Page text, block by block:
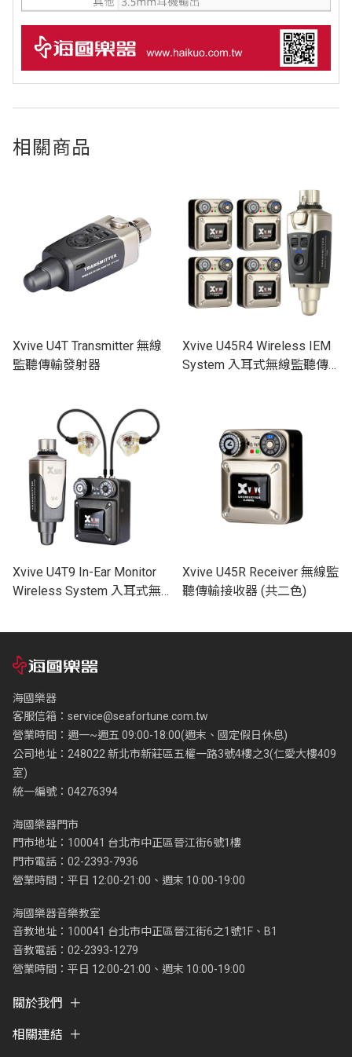
相關商品
Xvive U4T Transmitter 無線
監聽傳輸發射器
Xvive U45R4 Wireless IEM
System 入耳式無線監聽傳
Xvive U4T9 In-Ear Monitor
Wireless System 入耳式無
Xvive U45R Receiver 無線監
聽傳輸接收器 (共二色)
海國樂器
客服信箱： service@seafortune.com.tw
營業時間：週一~週五 09:00-18:00(週末、國定假日休息)
公司地址：248022 新北市新莊區五權一路3號4樓之3(仁愛大樓409
室)
統一編號：04276394
海國樂器門市
門市地址：100041 台北市中正區晉江街6號1樓
門市電話：02-2393-7936
營業時間：平日 12:00-21:00、週末 10:00-19:00
海國樂器音樂教室
音教地址：100041 台北市中正區晉江街6之1號1F、B1
音教電話：02-2393-1279
營業時間：平日 12:00-21:00、週末 10:00-19:00
關於我們
相關連結